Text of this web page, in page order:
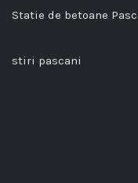
Statie de betoane
stiri pascani